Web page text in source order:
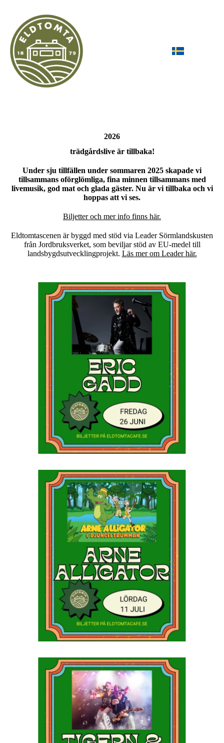
2026
trädgårdslive är tillbaka!
Under sju tillfällen under sommaren 2025 skapade vi
tillsammans oförglömliga, fina minnen tillsammans med
livemusik, god mat och glada gäster. Nu är vi tillbaka och vi
hoppas att vi ses.
Biljetter och mer info finns här.
Eldtomtascenen är byggd med stöd via Leader Sörmlandskusten
från Jordbruksverket, som beviljar stöd av EU-medel till
landsbygdsutvecklingprojekt. Läs mer om Leader här.